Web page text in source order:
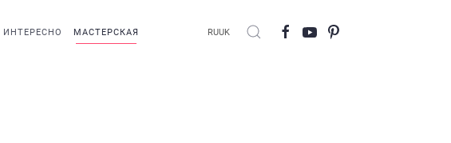
ИНТЕРЕСНО МАСТЕРСКАЯ RUUK